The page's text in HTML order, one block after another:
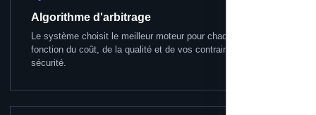
Algorithme d'arbitrage
Le système choisit le meilleur moteur pour chaque tâche, en
fonction du coût, de la qualité et de vos contraintes de
sécurité.